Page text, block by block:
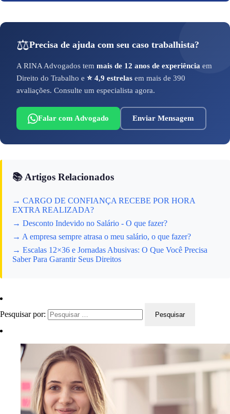
⚖️Precisa de ajuda com seu caso trabalhista?
A RINA Advogados tem mais de 12 anos de experiência em
Direito do Trabalho e ⭐ 4,9 estrelas em mais de 390
avaliações. Consulte um especialista agora.
Falar com Advogado Enviar Mensagem
📚 Artigos Relacionados
→ CARGO DE CONFIANÇA RECEBE POR HORA
EXTRA REALIZADA?
→ Desconto Indevido no Salário - O que fazer?
→ A empresa sempre atrasa o meu salário, o que fazer?
→ Escalas 12×36 e Jornadas Abusivas: O Que Você Precisa
Saber Para Garantir Seus Direitos
Pesquisar por: